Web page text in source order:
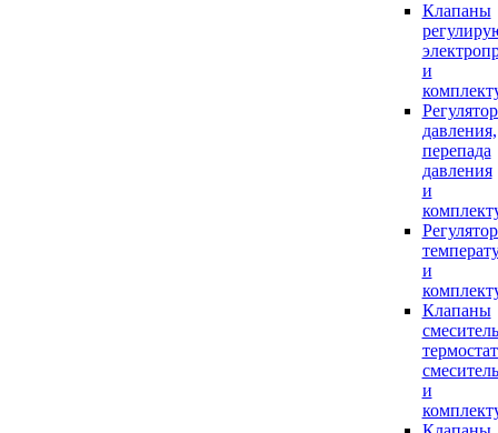
Клапаны
и
давления,
перепада
давления
и
и
Клапаны
и